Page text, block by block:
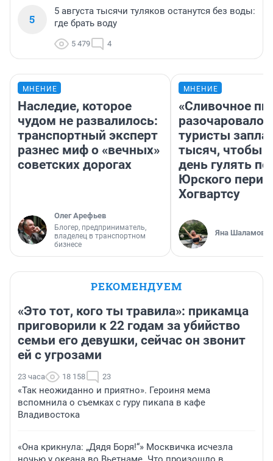
5
5 августа тысячи туляков останутся без воды:
где брать воду
5 479 4
МНЕНИЕ
Наследие, которое
чудом не развалилось:
транспортный эксперт
разнес миф о «вечных»
советских дорогах
Олег Арефьев
Блогер, предприниматель,
владелец в транспортном
бизнесе
МНЕНИЕ
«Сливочное
разочаровало»:
туристы
тысяч, чтобы
день гулять по
Юрского
Хогвартсу
Яна Шаламова
РЕКОМЕНДУЕМ
«Это тот, кого ты травила»: прикамца
приговорили к 22 годам за убийство
семьи его девушки, сейчас он звонит
ей с угрозами
23 часа 18 158 23
«Так неожиданно и приятно». Героиня мема
вспомнила о съемках с гуру пикапа в кафе
Владивостока
«Она крикнула: „Дядя Боря!“» Москвичка исчезла